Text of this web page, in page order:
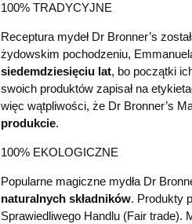
100% TRADYCYJNE
Receptura mydeł Dr Bronner’s
żydowskim pochodzeniu,
siedemdziesięciu lat, bo początki
swoich produktów zapisał na
więc wątpliwości, że Dr Bronner’s
produkcie.
100% EKOLOGICZNE
Popularne magiczne mydła Dr
naturalnych składników. Produkty
Sprawiedliwego Handlu (Fair trade).